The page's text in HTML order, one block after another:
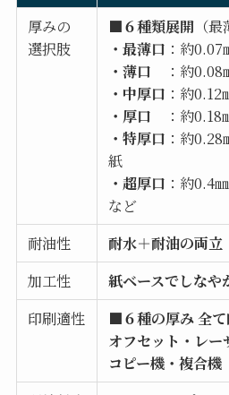
厚みの
選択肢
■６種類展開 （
・最薄口 ：約
・薄口 ：約0.08
・中厚口 ：約
・厚口 ：約0.18
・特厚口 ：約
紙
・超厚口 ：約0.4
など
耐油性
耐水＋耐油の両立
加工性
紙ベースでしなや
印刷適性
■６種の厚み 全
オフセット・レー
コピー機・複合